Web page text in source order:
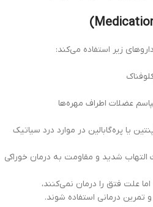
زیر استفاده می‌کند:
عضلات اطراف مهره‌ها
یا پره‌گابالین در موارد درد سیاتیک
شدید و مقاومت به درمان خوراکی
اما علت فتق را درمان نمی‌کنند،
و تمرین درمانی استفاده شوند.